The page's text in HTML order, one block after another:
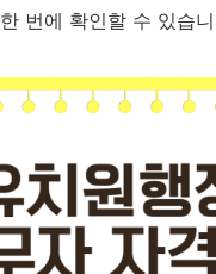
한 번에 확인할 수 있습